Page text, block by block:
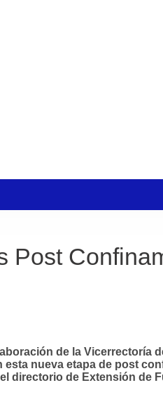
de la
nueva etapa de post
directorio de Extensión de